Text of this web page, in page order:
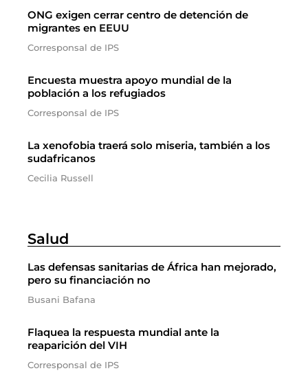
ONG exigen cerrar centro de detención de
migrantes en EEUU
Corresponsal de IPS
Encuesta muestra apoyo mundial de la
población a los refugiados
Corresponsal de IPS
La xenofobia traerá solo miseria, también a los
sudafricanos
Cecilia Russell
Salud
Las defensas sanitarias de África han mejorado,
pero su financiación no
Busani Bafana
Flaquea la respuesta mundial ante la
reaparición del VIH
Corresponsal de IPS